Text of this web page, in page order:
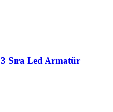
Sıra Led Armatür